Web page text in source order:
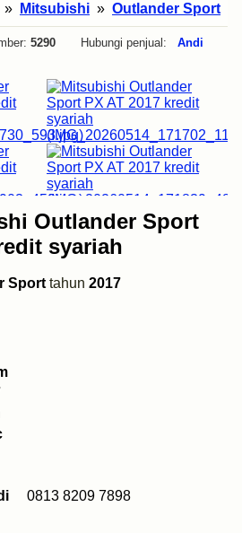
» Mitsubishi » Outlander Sport
5290 Hubungi penjual: Andi
Outlander Sport
syariah
Sport tahun 2017
0813 8209 7898